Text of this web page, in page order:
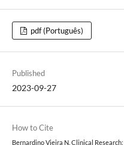
pdf (Português)
Published
2023-09-27
How to Cite
Bernardino Vieira N. Clinical